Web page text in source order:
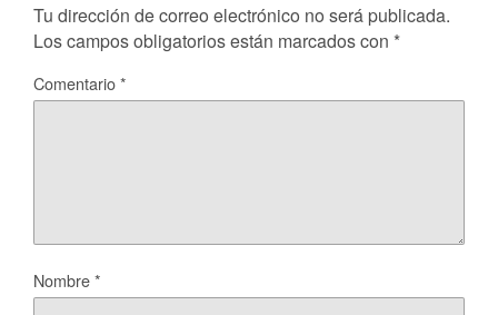
Tu dirección de correo electrónico no será publicada.
Los campos obligatorios están marcados con *
Comentario*
Nombre*